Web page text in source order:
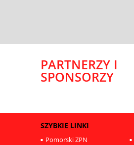
PARTNERZY I
SPONSORZY
SZYBKIE LINKI
Pomorski ZPN